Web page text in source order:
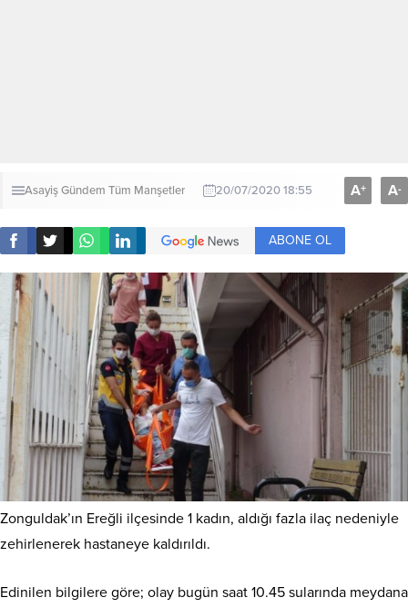
AsayişGündem Tüm Manşetler 20/07/2020 18:55 A+ A-
ABONE OL
Zonguldak’ın Ereğli ilçesinde 1 kadın, aldığı fazla ilaç nedeniyle
zehirlenerek hastaneye kaldırıldı.
Edinilen bilgilere göre; olay bugün saat 10.45 sularında meydana